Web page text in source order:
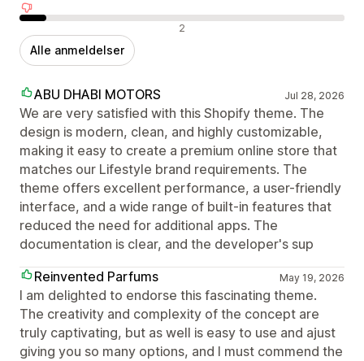
2
Alle anmeldelser
ABU DHABI MOTORS Jul 28, 2026
We are very satisfied with this Shopify theme. The
design is modern, clean, and highly customizable,
making it easy to create a premium online store that
matches our Lifestyle brand requirements. The
theme offers excellent performance, a user-friendly
interface, and a wide range of built-in features that
reduced the need for additional apps. The
documentation is clear, and the developer's sup
Reinvented Parfums
May 19, 2026
I am delighted to endorse this fascinating theme.
The creativity and complexity of the concept are
truly captivating, but as well is easy to use and ajust
giving you so many options, and I must commend the